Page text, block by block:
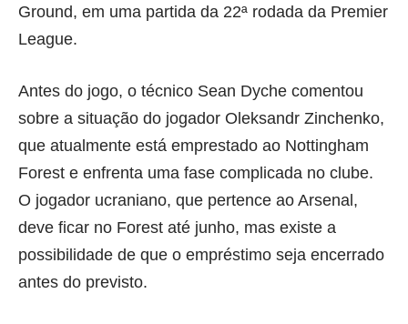
Ground, em uma partida da 22ª rodada da Premier
League.
Antes do jogo, o técnico Sean Dyche comentou
sobre a situação do jogador Oleksandr Zinchenko,
que atualmente está emprestado ao Nottingham
Forest e enfrenta uma fase complicada no clube.
O jogador ucraniano, que pertence ao Arsenal,
deve ficar no Forest até junho, mas existe a
possibilidade de que o empréstimo seja encerrado
antes do previsto.